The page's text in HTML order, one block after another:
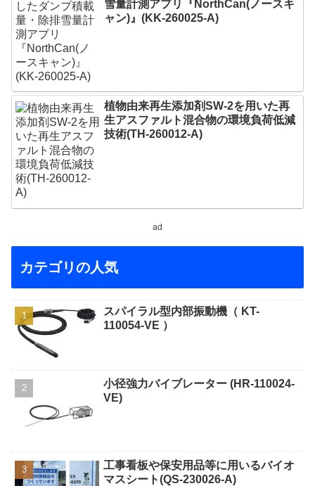
雪量計測アプリ『NorthCan(ノースキ
ャン)』(KK-260025-A)
植物由来再生添加剤SW-2を用いた再
生アスファルト混合物の環境負荷低減
技術(TH-260012-A)
ad
カテゴリの人気
スパイラル型内部振動機（ KT-
110054-VE ）
小径強力バイブレーター (HR-110024-
VE)
工事看板や保安用品等に用いるバイオ
マスシート(QS-230026-A)